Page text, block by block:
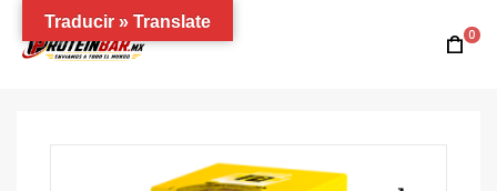
0
Traducir » Translate